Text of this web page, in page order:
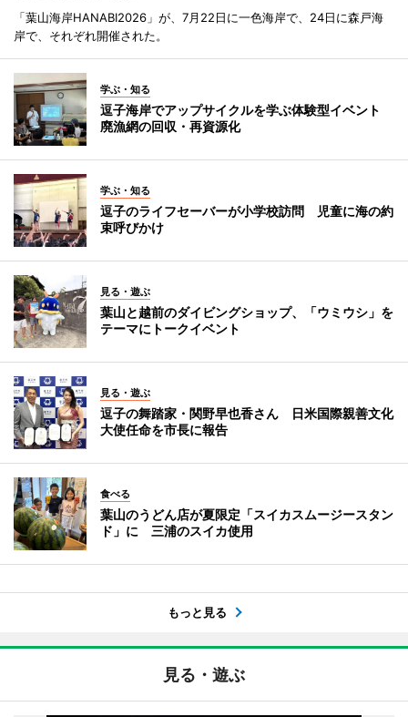
「葉山海岸HANABI2026」が、7月22日に一色海岸で、24日に森戸海
岸で、それぞれ開催された。
学ぶ・知る
逗子海岸でアップサイクルを学ぶ体験型イベント
廃漁網の回収・再資源化
学ぶ・知る
逗子のライフセーバーが小学校訪問 児童に海の約
束呼びかけ
見る・遊ぶ
葉山と越前のダイビングショップ、「ウミウシ」を
テーマにトークイベント
見る・遊ぶ
逗子の舞踏家・関野早也香さん 日米国際親善文化
大使任命を市長に報告
食べる
葉山のうどん店が夏限定「スイカスムージースタン
ド」に 三浦のスイカ使用
もっと見る
見る・遊ぶ